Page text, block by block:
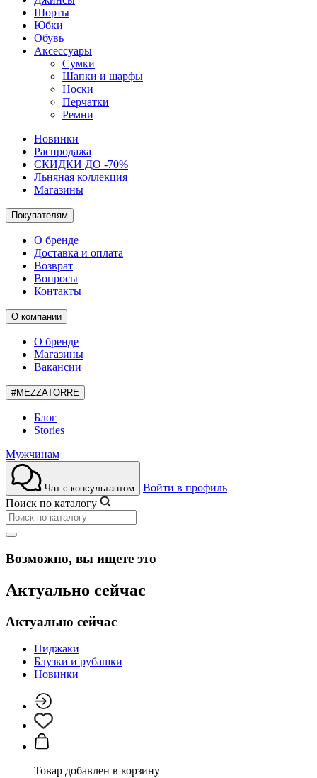
Шорты
Юбки
Обувь
Аксессуары
Сумки
Шапки и шарфы
Носки
Перчатки
Ремни
Новинки
Распродажа
СКИДКИ ДО -70%
Льняная коллекция
Магазины
Покупателям
О бренде
Доставка и оплата
Возврат
Вопросы
Контакты
О компании
О бренде
Магазины
Вакансии
#MEZZATORRE
Блог
Stories
Мужчинам
Чат с консультантом
Войти в профиль
Поиск по каталогу
Возможно, вы ищете это
Актуально сейчас
Актуально сейчас
Пиджаки
Блузки и рубашки
Новинки
Товар добавлен в корзину